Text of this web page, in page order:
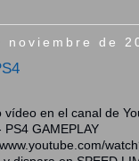
de
vídeo en el canal de
PS4 GAMEPLAY